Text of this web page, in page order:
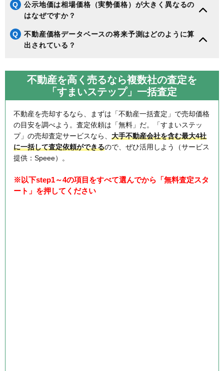
Q
公示地価は相場価格（実勢価格）が大きく異なるの
はなぜですか？
Q
不動産価格データベースの将来予測はどのように算
出されている？
不動産を高く売るなら複数社の査定を
「すまいステップ」一括査定
不動産を売却するなら、まずは「不動産一括査定」で売却価格
の目安を調べよう。査定依頼は「無料」だ。「すまいステッ
プ」の売却査定サービスなら、 大手不動産会社を含む最大4社
に一括して査定依頼ができるので、ぜひ活用しよう（サービス
提供：Speee）。
※以下step1～4の項目をすべて選んでから「無料査定スタ
ート」を押してください